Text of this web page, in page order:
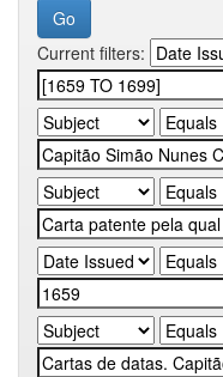
Current filters: